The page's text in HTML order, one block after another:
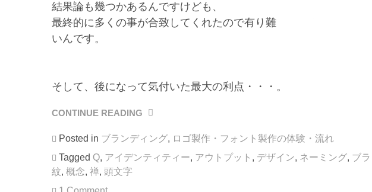
結果論も幾つかあるんですけども、
最終的に多くの事が合致してくれたので有り難
いんです。
そして、後になって気付いた最大の利点・・・。
CONTINUE READING
“頭
字
を
「Q」
Posted in ブランディング, ロゴ製作・フォント製作の体験・流れ
Tagged Q, アイデンティティー, アウトプット , デザイン, ネーミング, ブ
紋, 概念, 禅, 頭文字